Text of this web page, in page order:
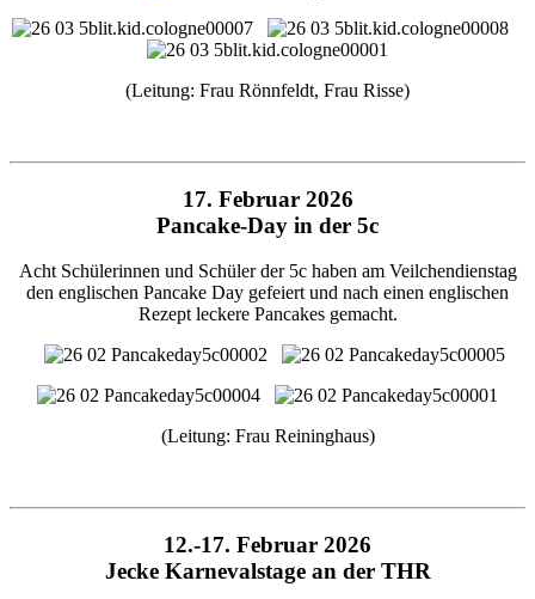
(Leitung: Frau Rönnfeldt, Frau Risse)
17. Februar 2026
Pancake-Day in der 5c
Acht Schülerinnen und Schüler der 5c haben am Veilchendienstag
den englischen Pancake Day gefeiert und nach einen englischen
Rezept leckere Pancakes gemacht.
(Leitung: Frau Reininghaus)
12.-17. Februar 2026
Jecke Karnevalstage an der THR